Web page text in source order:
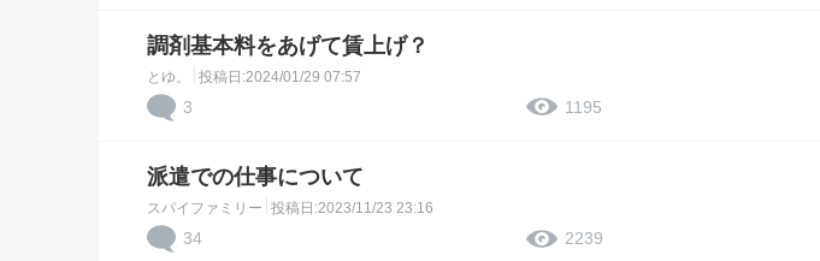
調剤基本料をあげて賃上げ？
とゆ。 投稿日:2024/01/29 07:57
3 1195
派遣での仕事について
スパイファミリー 投稿日:2023/11/23 23:16
34 2239